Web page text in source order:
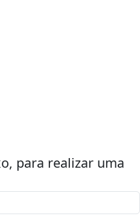
para realizar uma